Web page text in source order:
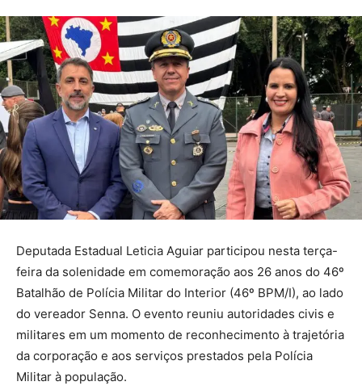
Deputada Estadual Leticia Aguiar participou nesta terça-
feira da solenidade em comemoração aos 26 anos do 46º
Batalhão de Polícia Militar do Interior (46º BPM/I), ao lado
do vereador Senna. O evento reuniu autoridades civis e
militares em um momento de reconhecimento à trajetória
da corporação e aos serviços prestados pela Polícia
Militar à população.